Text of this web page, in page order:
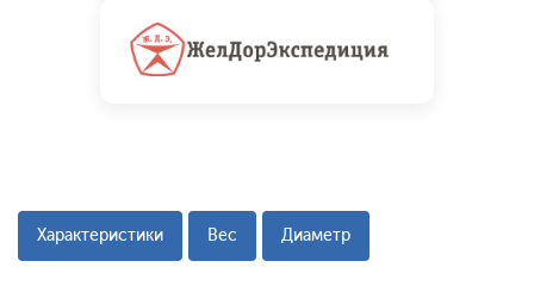
Характеристики Вес Диаметр